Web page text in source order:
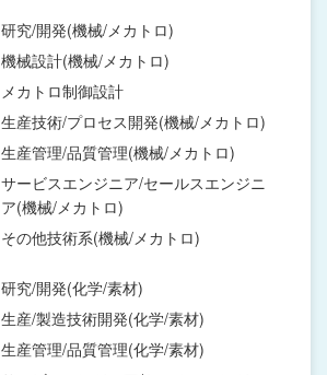
研究/開発(機械/メカトロ)
機械設計(機械/メカトロ)
メカトロ制御設計
生産技術/プロセス開発(機械/メカトロ)
生産管理/品質管理(機械/メカトロ)
サービスエンジニア/セールスエンジニ
ア(機械/メカトロ)
その他技術系(機械/メカトロ)
研究/開発(化学/素材)
生産/製造技術開発(化学/素材)
生産管理/品質管理(化学/素材)